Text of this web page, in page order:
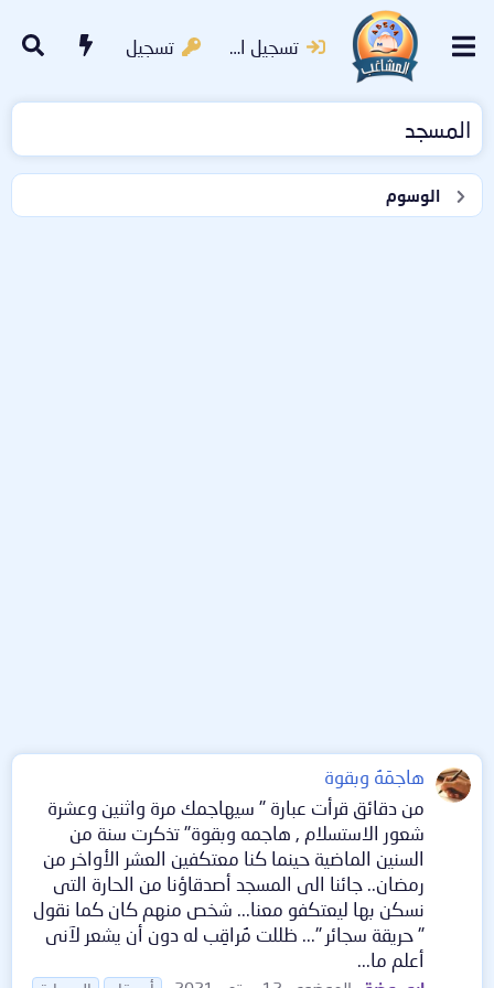
تسجيل الدخول تسجيل
المسجد
الوسوم
هاجمَهُ وبقوة
من دقائق قرأت عبارة " سيهاجمك مرة واثنين وعشرة
شعور الاستسلام , هاجمه وبقوة" تذكرت سنة من
السنين الماضية حينما كنا معتكفين العشر الأواخر من
رمضان.. جائنا الى المسجد أصدقاؤنا من الحارة التى
نسكن بها ليعتكفو معنا... شخص منهم كان كما نقول
" حريقة سجائر "... ظللت مُراقِب له دون أن يشعر لآنى
أعلم ما...